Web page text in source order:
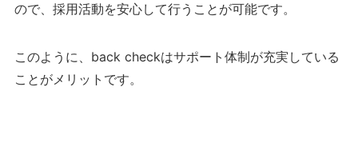
ので、採用活動を安心して行うことが可能です。
このように、back checkはサポート体制が充実している
ことがメリットです。